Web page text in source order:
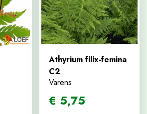
Athyrium filix-femina
C2
Varens
€ 5,75